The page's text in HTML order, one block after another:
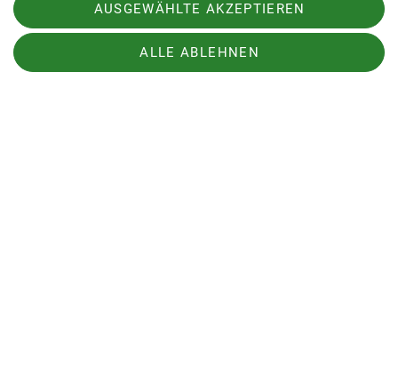
AUSGEWÄHLTE AKZEPTIEREN
ALLE ABLEHNEN